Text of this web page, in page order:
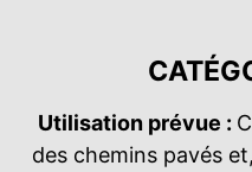
Utilisation prévue :
des chemins pavés